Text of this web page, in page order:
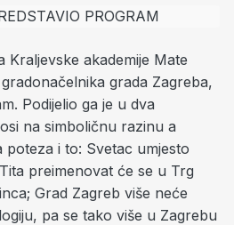
Kraljevske akademije Mate
grada Zagreba,
Podijelio ga je u dva
na simboličnu razinu a
poteza i to: Svetac umjesto
preimenovat će se u Trg
Grad Zagreb više neće
pa se tako više u Zagrebu